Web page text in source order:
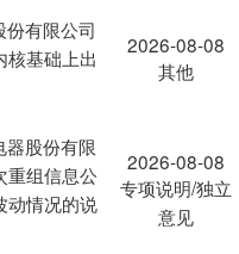
有限公司
核基础上出
2026-08-08
其他
器股份有限
重组信息公
动情况的说
2026-08-08
专项说明/独立
意见